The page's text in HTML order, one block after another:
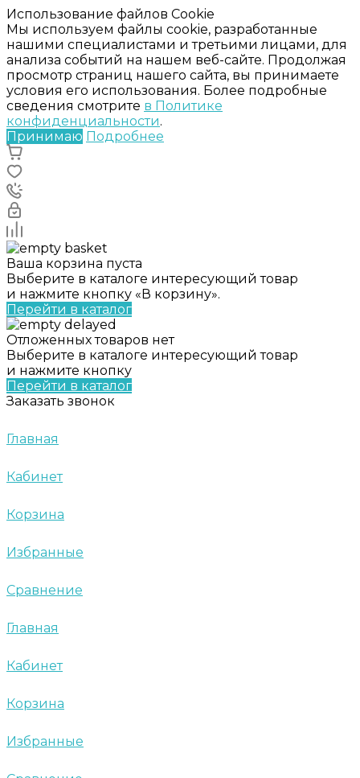
Использование файлов Cookie
Мы используем файлы cookie, разработанные
нашими специалистами и третьими лицами, для
анализа событий на нашем веб-сайте. Продолжая
просмотр страниц нашего сайта, вы принимаете
условия его использования. Более подробные
сведения смотрите в Политике
конфиденциальности.
Принимаю Подробнее
Ваша корзина пуста
Выберите в каталоге интересующий товар
и нажмите кнопку «В корзину».
Перейти в каталог
Отложенных товаров нет
Выберите в каталоге интересующий товар
и нажмите кнопку
Перейти в каталог
Заказать звонок
Главная
Кабинет
Корзина
Избранные
Сравнение
Главная
Кабинет
Корзина
Избранные